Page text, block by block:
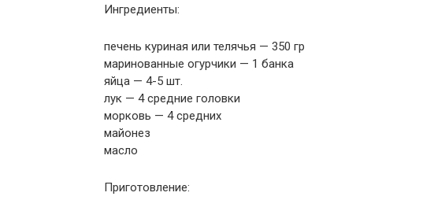
Ингредиенты:
печень куриная или телячья — 350 гр
маринованные огурчики — 1 банка
яйца — 4-5 шт.
лук — 4 средние головки
морковь — 4 средних
майонез
масло
Приготовление: